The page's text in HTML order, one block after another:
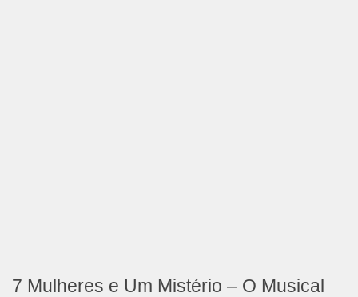
7 Mulheres e Um Mistério – O Musical